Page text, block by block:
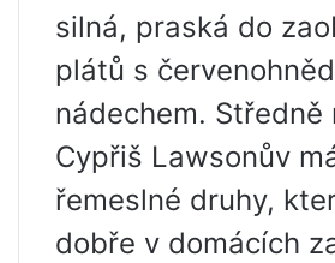
silná, praská do
plátů s
nádechem. Středně
Cypřiš Lawsonův
řemeslné druhy,
dobře v domácích